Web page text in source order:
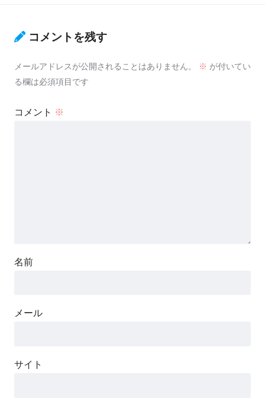
コメントを残す
メールアドレスが公開されることはありません。 ※ が付いてい
る欄は必須項目です
コメント ※
名前
メール
サイト